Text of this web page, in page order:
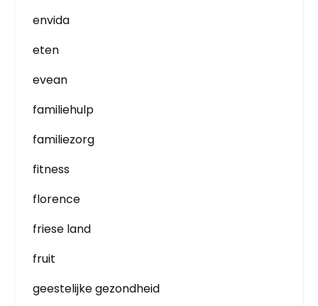
envida
eten
evean
familiehulp
familiezorg
fitness
florence
friese land
fruit
geestelijke gezondheid